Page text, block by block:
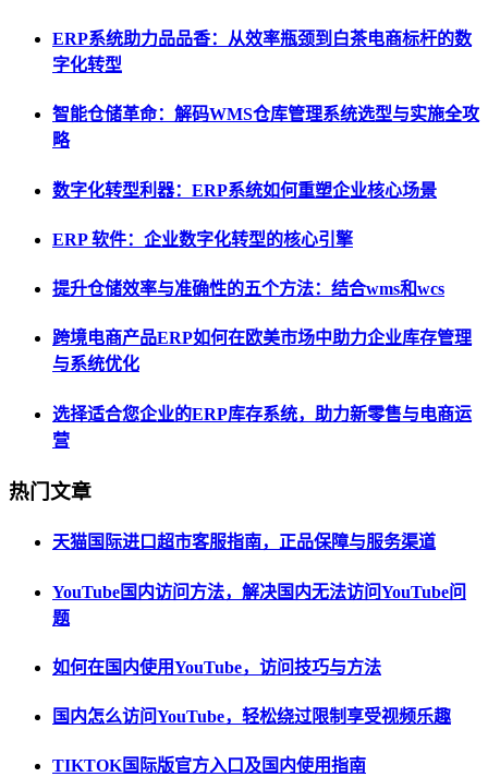
ERP系统助力品品香：从效率瓶颈到白茶电商标杆的数
字化转型
智能仓储革命：解码WMS仓库管理系统选型与实施全攻
略
数字化转型利器：ERP系统如何重塑企业核心场景
ERP 软件：企业数字化转型的核心引擎
提升仓储效率与准确性的五个方法：结合wms和wcs
跨境电商产品ERP如何在欧美市场中助力企业库存管理
与系统优化
选择适合您企业的ERP库存系统，助力新零售与电商运
营
热门文章
天猫国际进口超市客服指南，正品保障与服务渠道
YouTube国内访问方法，解决国内无法访问YouTube问
题
如何在国内使用YouTube，访问技巧与方法
国内怎么访问YouTube，轻松绕过限制享受视频乐趣
TIKTOK国际版官方入口及国内使用指南